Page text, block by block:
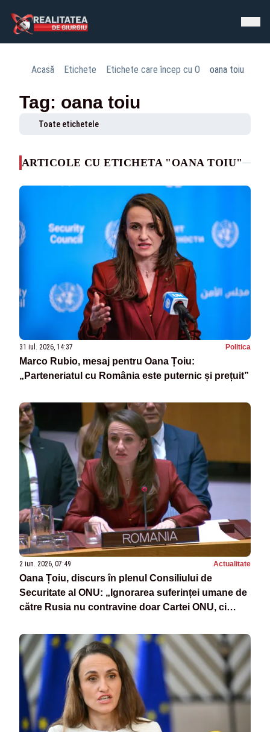
Acasă Etichete Etichete care încep cu O oana toiu
Tag: oana toiu
Toate etichetele
ARTICOLE CU ETICHETA "OANA TOIU"
31 iul. 2026, 14:37 Politica
Marco Rubio, mesaj pentru Oana Țoiu:
„Parteneriatul cu România este puternic și prețuit”
2 iun. 2026, 07:49 Actualitate
Oana Țoiu, discurs în plenul Consiliului de
Securitate al ONU: „Ignorarea suferinței umane de
către Rusia nu contravine doar Cartei ONU, ci
pace”